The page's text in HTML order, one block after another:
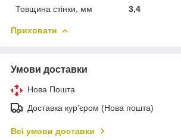
Товщина стінки, мм
3,4
Приховати
Умови доставки
Нова Пошта
Доставка кур'єром (Нова пошта)
Всі умови доставки